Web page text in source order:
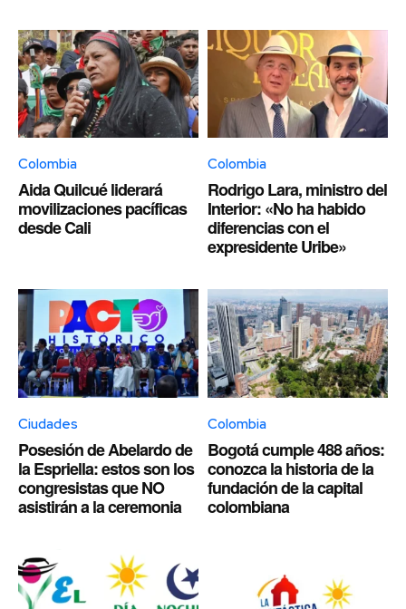
Colombia
Aida Quilcué liderará
movilizaciones pacíficas
desde Cali
Colombia
Rodrigo Lara, ministro del
Interior: «No ha habido
diferencias con el
expresidente Uribe»
Ciudades
Posesión de Abelardo de
la Espriella: estos son los
congresistas que NO
asistirán a la ceremonia
Colombia
Bogotá cumple 488 años:
conozca la historia de la
fundación de la capital
colombiana